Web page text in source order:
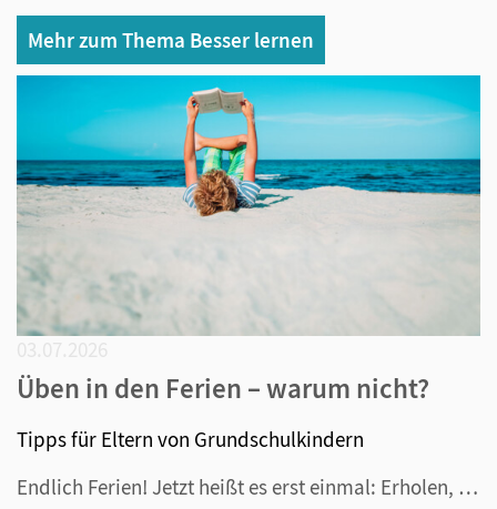
Mehr zum Thema Besser lernen
Üben in den Ferien – warum nicht?
Tipps für Eltern von Grundschulkindern
Endlich Ferien! Jetzt heißt es erst einmal: Erholen, ausschlafen, nur das tun, wozu man Lust hat und in den Urlaub fahren. Aber deswegen muss ja nicht das Denken und Lernen eingestellt werden. Tatsächlich funktioniert das sowieso nicht, denn schließlich lernt das Gehirn immer und es lernt gern. Dazu...